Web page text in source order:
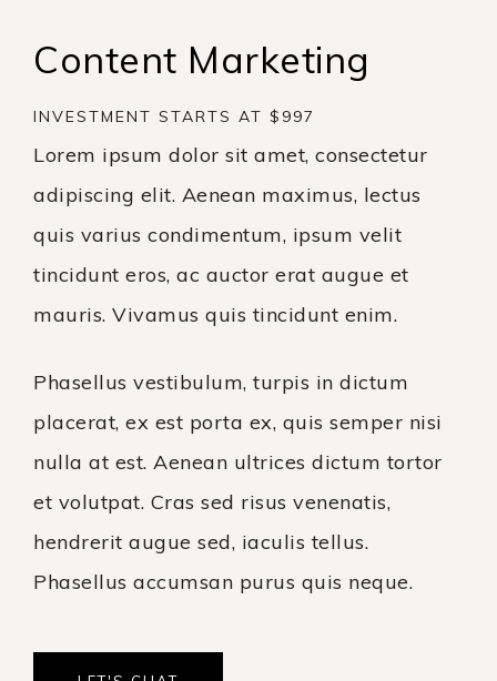
Content Marketing​
INVESTMENT STARTS AT $997
Lorem ipsum dolor sit amet, consectetur
adipiscing elit. Aenean maximus, lectus
quis varius condimentum, ipsum velit
tincidunt eros, ac auctor erat augue et
mauris. Vivamus quis tincidunt enim.
Phasellus vestibulum, turpis in dictum
placerat, ex est porta ex, quis semper nisi
nulla at est. Aenean ultrices dictum tortor
et volutpat. Cras sed risus venenatis,
hendrerit augue sed, iaculis tellus.
Phasellus accumsan purus quis neque.